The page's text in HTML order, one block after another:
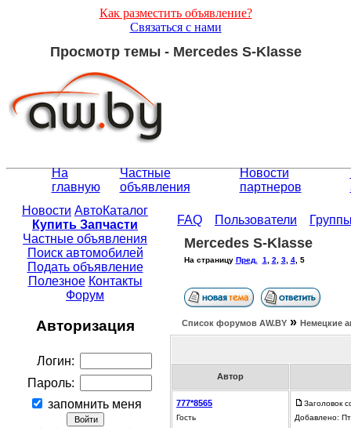
Как разместить объявление?
Связаться с нами
Просмотр темы - Mercedes S-Klasse
На
главную
Частные
объявления
Новости
партнеров
Новости АвтоКаталог
Купить Запчасти
Частные объявления
Поиск автомобилей
Подать объявление
Полезное Контакты
Форум
Авторизация
Логин:
Пароль:
запомнить меня
FAQ Пользователи
Mercedes S-Klasse
На страницу Пред. 1 2 3, 4, 5
Список форумов АW.BY » Немецкие
Автор
777*8565
Гость
Заголовок
Добавлено: